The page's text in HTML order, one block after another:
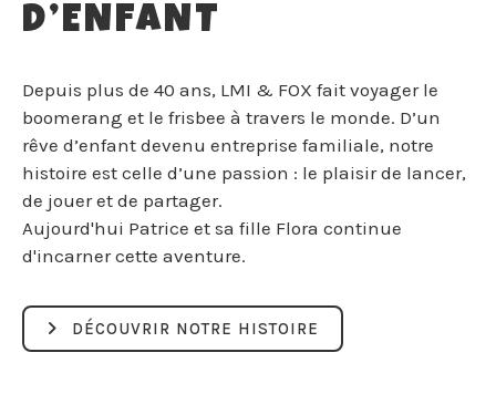
D’ENFANT
Depuis plus de 40 ans, LMI & FOX fait voyager le
boomerang et le frisbee à travers le monde. D’un
rêve d’enfant devenu entreprise familiale, notre
histoire est celle d’une passion : le plaisir de lancer,
de jouer et de partager.
Aujourd'hui Patrice et sa fille Flora continue
d'incarner cette aventure.
DÉCOUVRIR NOTRE HISTOIRE